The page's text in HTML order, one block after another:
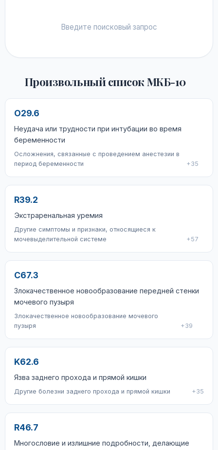
Введите поисковый запрос
Произвольный список МКБ-10
O29.6
Неудача или трудности при интубации во время
беременности
Осложнения, связанные с проведением анестезии в
период беременности
+35
R39.2
Экстраренальная уремия
Другие симптомы и признаки, относящиеся к
мочевыделительной системе
+57
C67.3
Злокачественное новообразование передней стенки
мочевого пузыря
Злокачественное новообразование мочевого
пузыря
+39
K62.6
Язва заднего прохода и прямой кишки
Другие болезни заднего прохода и прямой кишки +35
R46.7
Многословие и излишние подробности, делающие